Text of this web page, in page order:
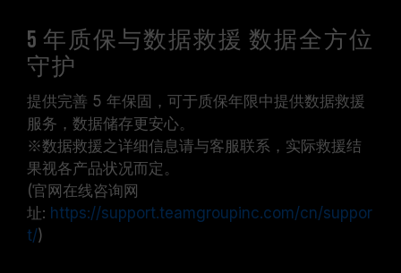
5 年质保与数据救援 数据全方位
守护
提供完善 5 年保固，可于质保年限中提供数据救援
服务，数据储存更安心。
※数据救援之详细信息请与客服联系，实际救援结
果视各产品状况而定。
(官网在线咨询网
址: https://support.teamgroupinc.com/cn/suppor
t/)